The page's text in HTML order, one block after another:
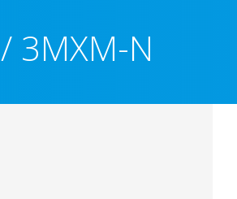
3MXM-N